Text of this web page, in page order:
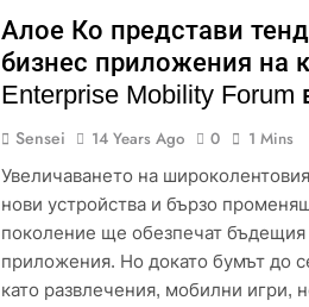
Алое Ко представи
бизнес приложения на
Enterprise Mobility
Sensei 14 Years Ago 0 1 Mins
Увеличаването на
нови устройства и бързо
поколение ще обезпечат бъдещия
приложения. Но докато бумът до
като развлечения, мобилни игри,